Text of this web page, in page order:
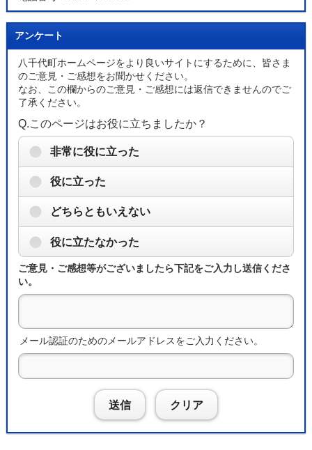
アンケート
八千代町ホームページをより良いサイトにするために、皆さま
のご意見・ご感想をお聞かせください。
なお、この欄からのご意見・ご感想には返信できませんのでご
了承ください。
Q.このページはお役に立ちましたか？
非常に役に立った
役に立った
どちらともいえない
役に立たなかった
ご意見・ご感想等がございましたら下記をご入力し送信くださ
い。
メール認証のためのメールアドレスをご入力ください。
送信 クリア